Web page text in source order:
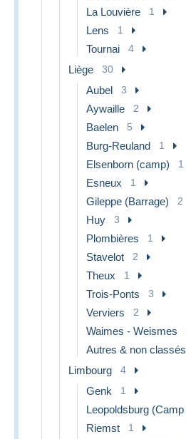
La Louvière 1
Lens 1
Tournai 4
Liège 30
Aubel 3
Aywaille 2
Baelen 5
Burg-Reuland 1
Elsenborn (camp) 1
Esneux 1
Gileppe (Barrage) 2
Huy 3
Plombières 1
Stavelot 2
Theux 1
Trois-Ponts 3
Verviers 2
Waimes - Weismes
Autres & non classés
Limbourg 4
Genk 1
Riemst 1